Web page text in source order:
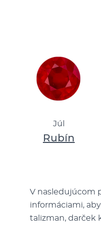
Júl
Rubín
V nasledujúcom
informáciami,
talizman, darček